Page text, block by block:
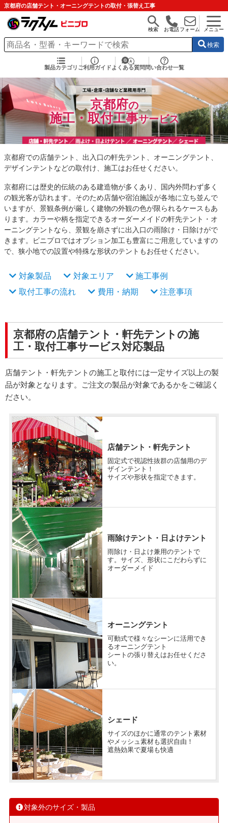
京都府の店舗テント・オーニングテントの取付・張替え工事
検索 お電話フォーム メニュー
検索
製品カテゴリ ご利用ガイド よくある質問 問い合わせ一覧
京都府の
施工・取付工事サービス
京都府での店舗テント、出入口の軒先テント、オーニングテント、
デザインテントなどの取付け、施工はお任せください。
京都府には歴史的伝統のある建造物が多くあり、国内外問わず多く
の観光客が訪れます。そのため店舗や宿泊施設が各地に立ち並んで
いますが、景観条例が厳しく建物の外観の色が限られるケースもあ
ります。カラーや柄を指定できるオーダーメイドの軒先テント・オ
ーニングテントなら、景観を崩さずに出入口の雨除け・日除けがで
きます。ビニプロではオプション加工も豊富にご用意していますの
で、狭小地での設置や特殊な形状のテントもお任せください。
対象製品 対象エリア
施工事例
取付工事の流れ
費用・納期 注意事項
京都府の店舗テント・軒先テントの施
工・取付工事サービス対応製品
店舗テント・軒先テントの施工と取付には一定サイズ以上の製
品が対象となります。ご注文の製品が対象であるかをご確認く
ださい。
店舗テント・軒先テント
固定式で視認性抜群の店舗用のデ
ザインテント！
サイズや形状を指定できます。
雨除けテント・日よけテント
雨除け・日よけ兼用のテントで
す。サイズ、形状にこだわらずに
オーダーメイド
オーニングテント
可動式で様々なシーンに活用でき
るオーニングテント
シートの張り替えはお任せくださ
い。
シェード
サイズのほかに通常のテント素材
やメッシュ素材も選択自由！
遮熱効果で夏場も快適
対象外のサイズ・製品